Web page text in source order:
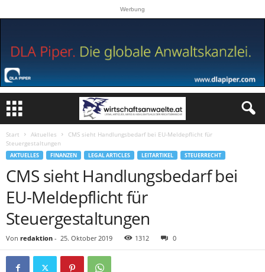
Werbung
Start Aktuelles
CMS sieht Handlungsbedarf bei EU-Meldepflicht für
Steuergestaltungen
AKTUELLES FINANZEN LEGAL ARTICLES LEITARTIKEL STEUERRECHT
CMS sieht Handlungsbedarf bei
EU-Meldepflicht für
Steuergestaltungen
Von redaktion - 25. Oktober 2019 1312 0